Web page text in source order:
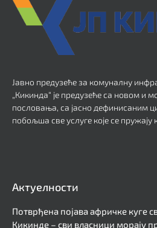
Јавно предузеће за комуналну
„Кикинда“ је предузеће са новом и
пословања, са јасно дефинисаним
побољша све услуге које се
Актуелности
Потврђена појава афричке куге
Кикинде – сви власници морају